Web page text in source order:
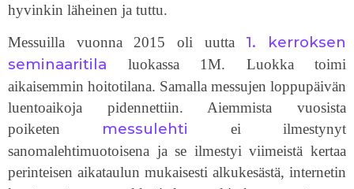
hyvinkin läheinen ja tuttu.
Messuilla vuonna 2015 oli uutta 1. kerroksen
seminaaritila luokassa 1M. Luokka toimi
aikaisemmin hoitotilana. Samalla messujen loppupäivän
luentoaikoja pidennettiin. Aiemmista vuosista
poiketen messulehti
ei ilmestynyt
sanomalehtimuotoisena ja se ilmestyi viimeistä kertaa
perinteisen aikataulun mukaisesti alkukesästä, internetin